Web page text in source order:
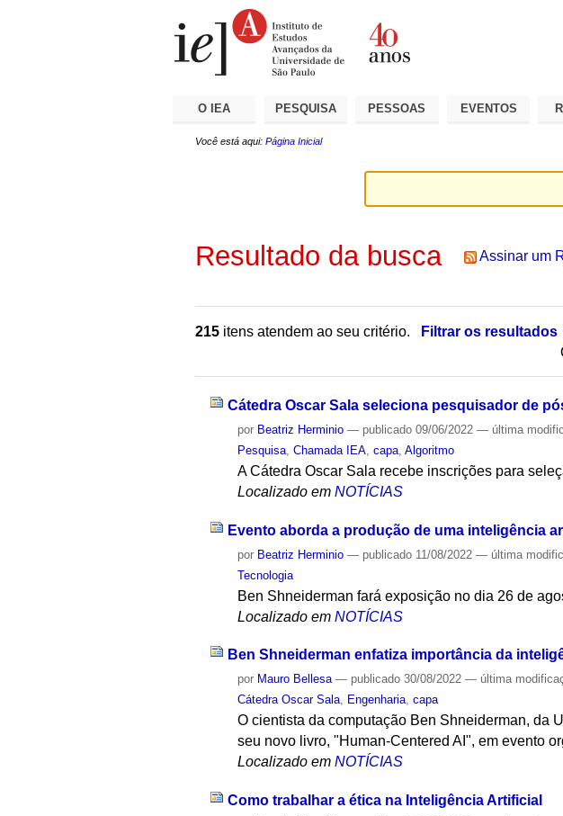
O IEA PESQUISA PESSOAS EVENTOS
Você está aqui: Página Inicial
Resultado da busca Assinar um
215 itens atendem ao seu critério.
Filtrar os resultados
Cátedra Oscar Sala seleciona pesquisador de
por Beatriz Herminio — publicado 09/06/2022— última
Pesquisa ,Chamada IEA ,capa ,Algoritmo
A Cátedra Oscar Sala recebe inscrições para
Localizado em NOTÍCIAS
Evento aborda a produção de uma inteligência
por Beatriz Herminio — publicado 11/08/2022— última
Tecnologia
Ben Shneiderman fará exposição no dia 26 de
Localizado em NOTÍCIAS
Ben Shneiderman enfatiza importância da
por Mauro Bellesa — publicado 30/08/2022— última
Cátedra Oscar Sala, Engenharia,capa
O cientista da computação Ben Shneiderman, da
seu novo livro, "Human-Centered AI", em evento
Localizado em NOTÍCIAS
Como trabalhar a ética na Inteligência Artificial